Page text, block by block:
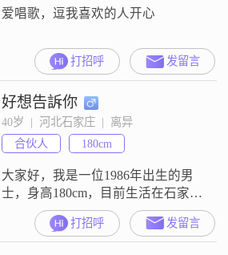
爱唱歌，逗我喜欢的人开心
打招呼 发留言
好想告訴你
40岁  |  河北石家庄  |  离异
合伙人
180cm
大家好，我是一位1986年出生的男
士，身高180cm，目前生活在石家庄
##3002##我的月收入在20001到
50000元之间，拥有大专学历
##3002##在性格方面，我自认为是
打招呼 发留言